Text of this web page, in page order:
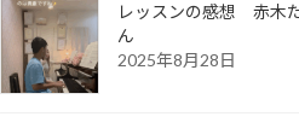
レッスンの感想 赤木
ん
2025年8月28日